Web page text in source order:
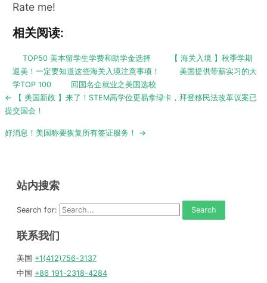
Rate me!
相关阅读:
TOP50 美本留学生学费和助学金选择
【 海关入境 】秋季学期
返美！一定要知道这些海关入境注意事项！
美国提供带薪实习的大
学TOP 100
回国名企就业之美国选校
Post
navigation
← 【 美国新政 】来了！STEM高学位更易拿绿卡，拜登移民法改革议案已
提交国会！
好消息！美国称要恢复所有签证服务！ →
站内搜索
Search for:
联系我们
美国 +1(412)756-3137
中国 +86 191-2318-4284